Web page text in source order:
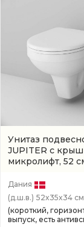
Унитаз
JUPITER с
микролифт, 52
Дания
(д.ш.в.) 52x35x34
(короткий,
выпуск, есть